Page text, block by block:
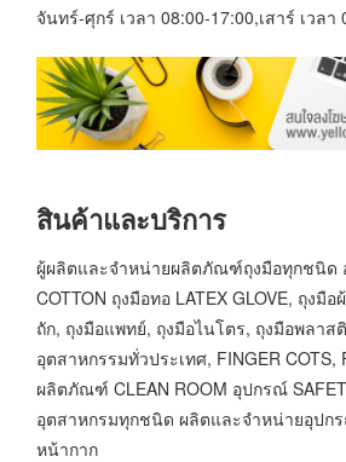
จันทร์-ศุกร์ เวลา 08:00-17:00,เสาร์ เวลา
สินค้าและบริการ
ผู้ผลิตและจำหน่ายผลิตภัณฑ์ถุงมือทุกชนิด
COTTON ถุงมือทอ LATEX GLOVE, ถุงมือ
ถัก, ถุงมือแพทย์, ถุงมือไนโตร, ถุงมือพลา
อุตสาหกรรมทั่วประเทศ, FINGER COTS,
ผลิตภัณฑ์ CLEAN ROOM อุปกรณ์
อุตสาหกรมทุกชนิด ผลิตและจำหน่ายอุปก
หน้ากาก